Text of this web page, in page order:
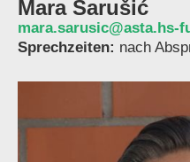
Mara Šarušić
mara.sarusic@asta.hs-
Sprechzeiten: nach